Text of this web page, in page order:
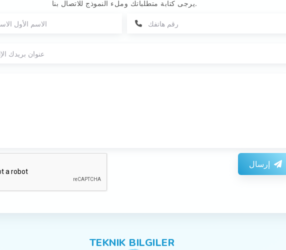
يرجى كتابة متطلباتك وملء النموذج للاتصال بنا.
إرسال
TEKNIK BILGILER